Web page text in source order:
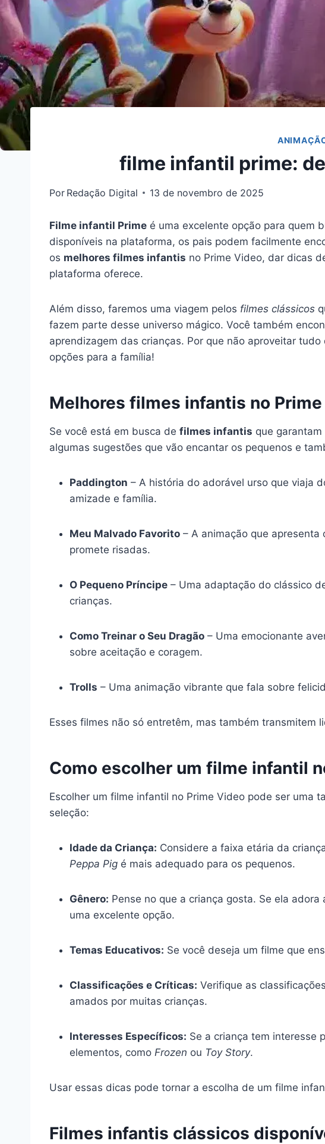
filme infantil prime:
Por Redação Digital 13 de novembro de 2025
Filme infantil Prime é uma excelente opção para quem
disponíveis na plataforma, os pais podem facilmente
os melhores filmes infantis no Prime Video, dar dicas
plataforma oferece.
Além disso, faremos uma viagem pelos filmes clássicos
fazem parte desse universo mágico. Você também
aprendizagem das crianças. Por que não aproveitar tudo
opções para a família!
Melhores filmes infantis no
Se você está em busca de filmes infantis que
algumas sugestões que vão encantar os pequenos e
Paddington – A história do adorável urso que viaja
amizade e família.
Meu Malvado Favorito – A animação que
promete risadas.
O Pequeno Príncipe – Uma adaptação do clássico
crianças.
Como Treinar o Seu Dragão – Uma emocionante
sobre aceitação e coragem.
Trolls – Uma animação vibrante que fala sobre
Esses filmes não só entretêm, mas também transmitem
Como escolher um filme infantil
Escolher um filme infantil no Prime Video pode ser uma
seleção:
Idade da Criança: Considere a faixa etária da
Peppa Pig é mais adequado para os pequenos.
Gênero: Pense no que a criança gosta. Se ela adora
uma excelente opção.
Temas Educativos: Se você deseja um filme que
Classificações e Críticas: Verifique as
amados por muitas crianças.
Interesses Específicos: Se a criança tem interesse
elementos, como Frozen ou Toy Story.
Usar essas dicas pode tornar a escolha de um filme
Filmes infantis clássicos